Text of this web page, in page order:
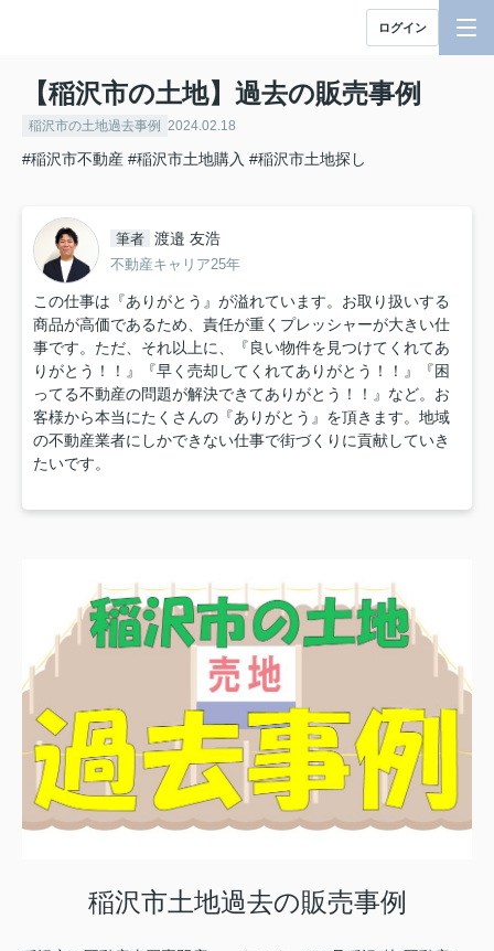
ログイン
【稲沢市の土地】過去の販売事例
稲沢市の土地過去事例 2024.02.18
#稲沢市不動産 #稲沢市土地購入 #稲沢市土地探し
筆者 渡邉 友浩
不動産キャリア25年
この仕事は『ありがとう』が溢れています。お取り扱いする
商品が高価であるため、責任が重くプレッシャーが大きい仕
事です。ただ、それ以上に、『良い物件を見つけてくれてあ
りがとう！！』『早く売却してくれてありがとう！！』『困
ってる不動産の問題が解決できてありがとう！！』など。お
客様から本当にたくさんの『ありがとう』を頂きます。地域
の不動産業者にしかできない仕事で街づくりに貢献していき
たいです。
稲沢市土地過去の販売事例